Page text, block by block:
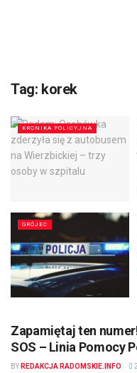
Tag: korek
KRONIKA POLICYJNA
GRÓJEC
Zapamiętaj ten
SOS – Linia Pomocy
BY REDAKCJA RADOMSKIE.INFO